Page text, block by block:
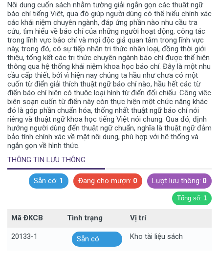
Nội dung cuốn sách nhằm tường giải ngắn gọn các thuật ngữ
báo chí tiếng Việt, qua đó giúp người dùng có thể hiểu chính xác
các khái niệm chuyên ngành, đáp ứng phần nào nhu cầu tra
cứu, tìm hiểu về báo chí của những người hoạt động, công tác
trong lĩnh vực báo chí và mọi độc giả quan tâm trong lĩnh vực
này, trong đó, có sự tiếp nhận tri thức nhân loại, đồng thời giới
thiệu, tổng kết các tri thức chuyên ngành báo chí được thể hiện
thông qua hệ thống khái niệm khoa học báo chí. Đây là một nhu
cầu cấp thiết, bởi vì hiện nay chúng ta hầu như chưa có một
cuốn từ điển giải thích thuật ngữ báo chí nào, hầu hết các từ
điển báo chí hiện có thuộc loại hình từ điển đối chiếu. Công việc
biên soạn cuốn từ điển này còn thực hiện một chức năng khác
đó là góp phần chuẩn hóa, thống nhất thuật ngữ báo chí nói
riêng và thuật ngữ khoa học tiếng Việt nói chung. Qua đó, định
hướng người dùng đến thuật ngữ chuẩn, nghĩa là thuật ngữ đảm
bảo tính chính xác về mặt nội dung, phù hợp với hệ thống và
ngắn gọn về hình thức.
THÔNG TIN LƯU THÔNG
Lượt lưu thông: 0
Đang cho mượn: 0
Sẵn có: 1
Tổng số: 1
Mã ĐKCB Tình trạng Vị trí
20133-1 Sẵn có Kho tài liệu sách